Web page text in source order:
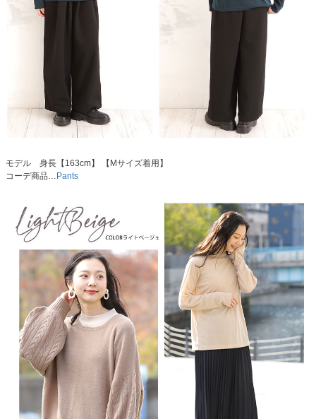
モデル 身長【163cm】 【Mサイズ着用】
コーデ商品… Pants